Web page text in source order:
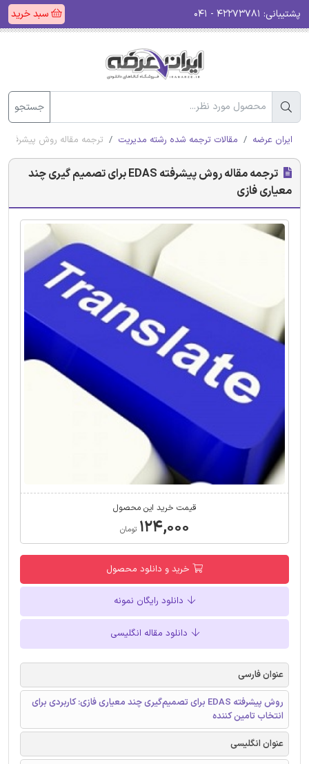
پشتیبانی: سبد خرید
جستجو
ایران عرضه مقالات ترجمه شده رشته مدیریت ترجمه مقاله روش پیشرفته‌ EDAS برای تصمیم‌ گیری چند معیاری فازی
ترجمه مقاله روش پیشرفته‌ EDAS برای تصمیم‌ گیری چند
معیاری فازی
قیمت خرید این محصول
۱۲۴,۰۰۰ تومان
خرید و دانلود محصول
دانلود رایگان نمونه
دانلود مقاله انگلیسی
عنوان فارسی
روش پیشرفته‌ EDAS برای تصمیم‌گیری چند معیاری فازی: کاربردی برای
انتخاب تامین کننده
عنوان انگلیسی